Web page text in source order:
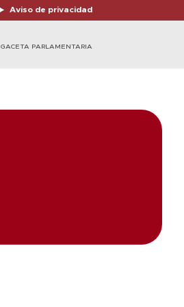
Aviso de privacidad
GACETA PARLAMENTARIA